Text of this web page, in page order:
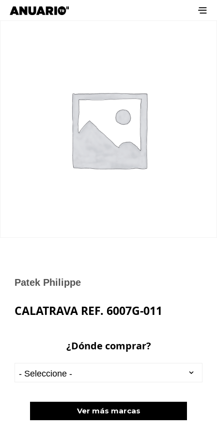
Patek Philippe
CALATRAVA REF. 6007G-011
¿Dónde comprar?
Ver más marcas